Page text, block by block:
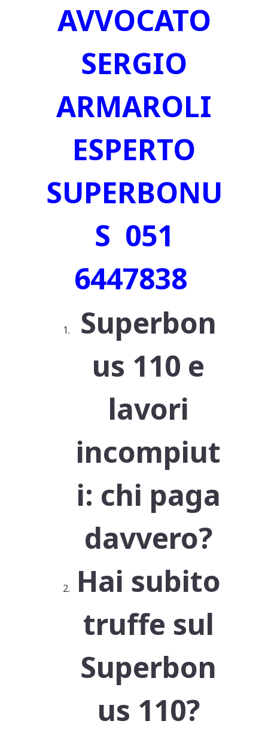
AVVOCATO
SERGIO
ARMAROLI
ESPERTO
SUPERBONU
S 051
6447838
Superbon
us 110 e
lavori
incompiut
i: chi paga
davvero?
Hai subito
truffe sul
Superbon
us 110?